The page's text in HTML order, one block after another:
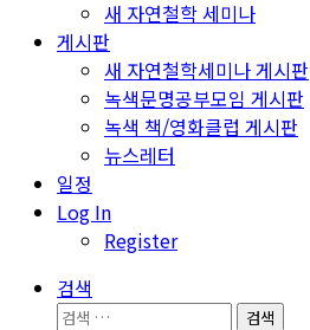
새 자연철학 세미나
게시판
새 자연철학세미나 게시판
녹색문명공부모임 게시판
녹색 책/영화클럽 게시판
뉴스레터
일정
Log In
Register
검색
검